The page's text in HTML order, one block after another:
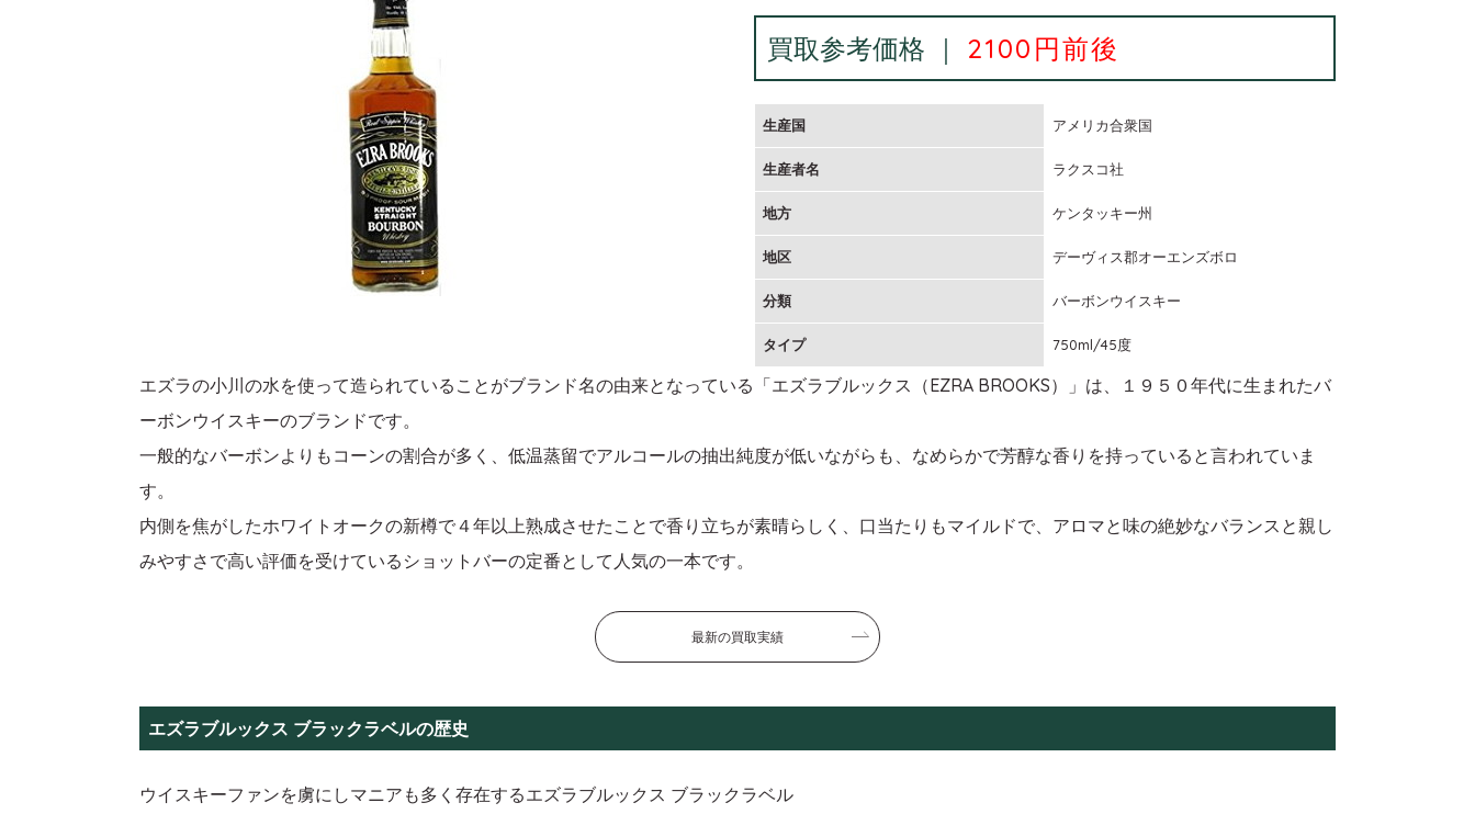
買取参考価格 ｜ 2100円前後
生産国 アメリカ合衆国
生産者名 ラクスコ社
地方 ケンタッキー州
地区 デーヴィス郡オーエンズボロ
分類 バーボンウイスキー
タイプ 750ml/45度
エズラの小川の水を使って造られていることがブランド名の由来となっている「エズラブルックス（EZRA BROOKS）」は、１９５０年代に生まれたバ
ーボンウイスキーのブランドです。
一般的なバーボンよりもコーンの割合が多く、低温蒸留でアルコールの抽出純度が低いながらも、なめらかで芳醇な香りを持っていると言われていま
す。
内側を焦がしたホワイトオークの新樽で４年以上熟成させたことで香り立ちが素晴らしく、口当たりもマイルドで、アロマと味の絶妙なバランスと親し
みやすさで高い評価を受けているショットバーの定番として人気の一本です。
最新の買取実績
エズラブルックス ブラックラベルの歴史
ウイスキーファンを虜にしマニアも多く存在するエズラブルックス ブラックラベル